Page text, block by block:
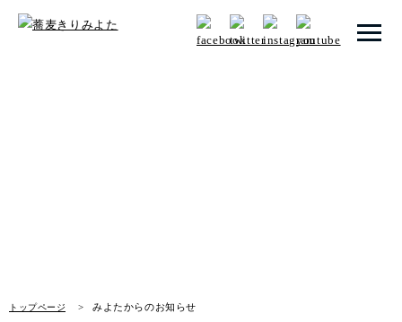
トップページ みよたからのお知らせ
メニュー 一覧